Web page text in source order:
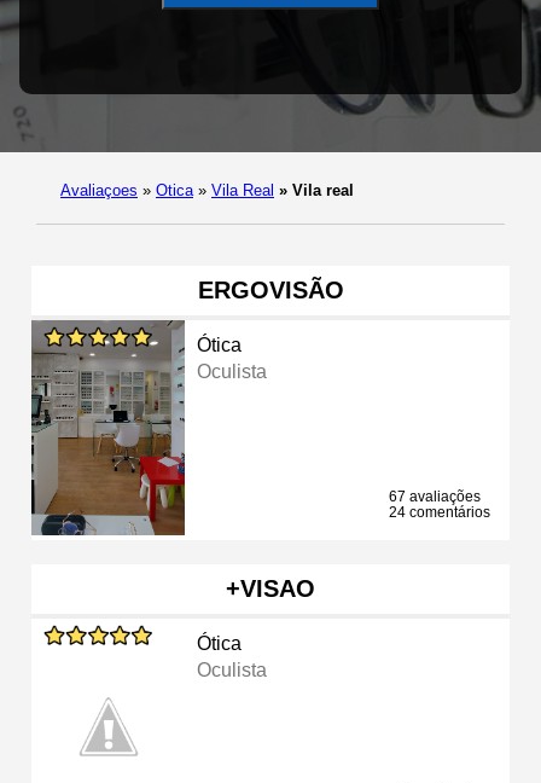
Avaliaçoes » Otica » Vila Real » Vila real
ERGOVISÃO
Ótica
Oculista
67 avaliações
24 comentários
+VISAO
Ótica
Oculista